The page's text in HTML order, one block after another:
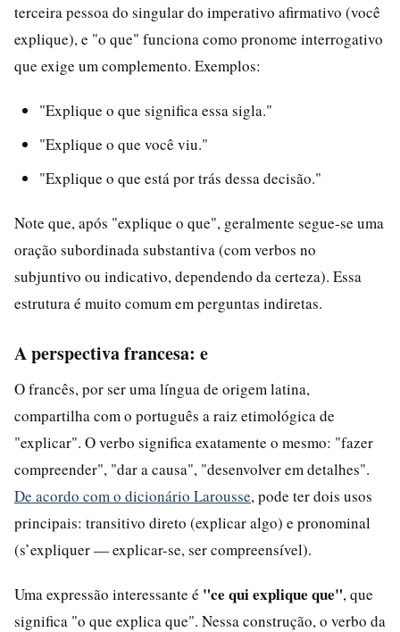
terceira pessoa do singular do imperativo afirmativo (você
explique), e "o que" funciona como pronome interrogativo
que exige um complemento. Exemplos:
"Explique o que significa essa sigla."
"Explique o que você viu."
"Explique o que está por trás dessa decisão."
Note que, após "explique o que", geralmente segue-se uma
oração subordinada substantiva (com verbos no
subjuntivo ou indicativo, dependendo da certeza). Essa
estrutura é muito comum em perguntas indiretas.
A perspectiva francesa: e
O francês, por ser uma língua de origem latina,
compartilha com o português a raiz etimológica de
"explicar". O verbo significa exatamente o mesmo: "fazer
compreender", "dar a causa", "desenvolver em detalhes".
De acordo com o dicionário Larousse, pode ter dois usos
principais: transitivo direto (explicar algo) e pronominal
(s’expliquer — explicar-se, ser compreensível).
Uma expressão interessante é "ce qui explique que", que
significa "o que explica que". Nessa construção, o verbo da